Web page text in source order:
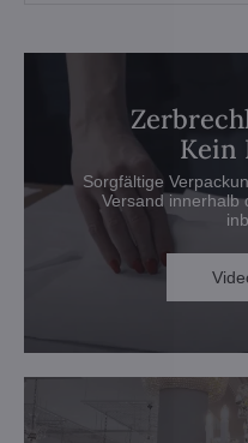
Kein
Sorgfältige
Versand innerhalb